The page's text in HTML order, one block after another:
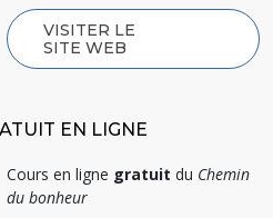
VISITER LE
SITE WEB
EN LIGNE
Cours en ligne gratuit du Chemin
du bonheur